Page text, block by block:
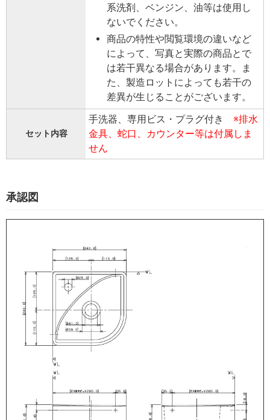
系洗剤、ベンジン、油等は使用し
ないでください。
商品の特性や閲覧環境の違いなど
によって、写真と実際の商品とで
は若干異なる場合があります。ま
た、製造ロットによっても若干の
差異が生じることがございます。
セット内容
手洗器、専用ビス・プラグ付き ※排水
金具、蛇口、カウンター等は付属しま
せん
承認図